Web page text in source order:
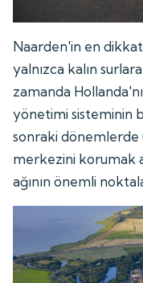
Naarden'in en
yalnızca kalın
zamanda
yönetimi sisteminin
sonraki
merkezini korumak
ağının önemli